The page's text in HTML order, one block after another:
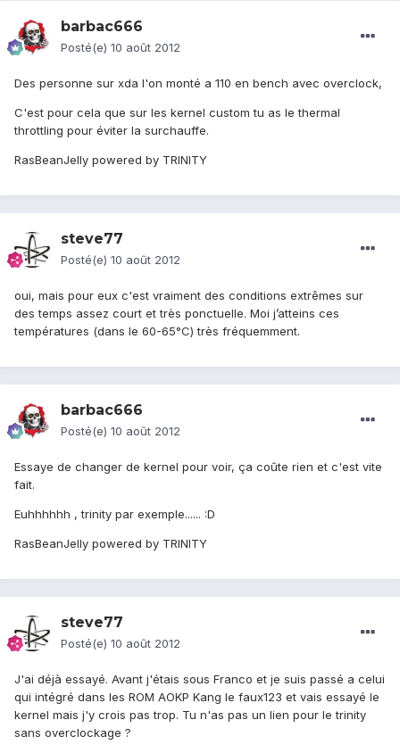
barbac666
Posté(e) 10 août 2012
Des personne sur xda l'on monté a 110 en bench avec overclock,
C'est pour cela que sur les kernel custom tu as le thermal
throttling pour éviter la surchauffe.
RasBeanJelly powered by TRINITY
steve77
Posté(e) 10 août 2012
oui, mais pour eux c'est vraiment des conditions extrêmes sur
des temps assez court et très ponctuelle. Moi j’atteins ces
températures (dans le 60-65°C) très fréquemment.
barbac666
Posté(e) 10 août 2012
Essaye de changer de kernel pour voir, ça coûte rien et c'est vite
fait.
Euhhhhhh , trinity par exemple...... :D
RasBeanJelly powered by TRINITY
steve77
Posté(e) 10 août 2012
J'ai déjà essayé. Avant j'étais sous Franco et je suis passé a celui
qui intégré dans les ROM AOKP Kang le faux123 et vais essayé le
kernel mais j'y crois pas trop. Tu n'as pas un lien pour le trinity
sans overclockage ?